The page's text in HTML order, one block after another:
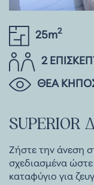
25m2
2
ΘΕΑ
SUPERIOR
Ζήστε την άνεση
σχεδιασμένα
καταφύγιο για